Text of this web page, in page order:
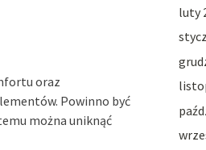
oraz
Powinno być
można uniknąć
luty